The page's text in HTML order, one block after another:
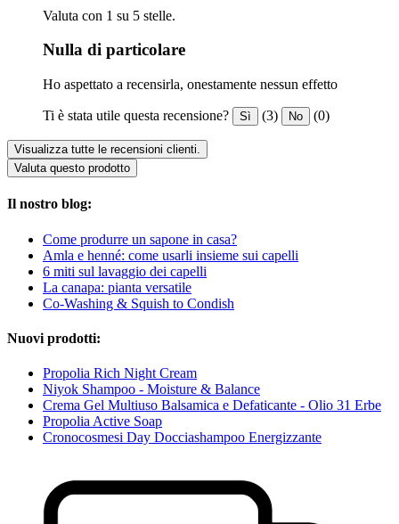
Valuta con 1 su 5 stelle.
Nulla di particolare
Ho aspettato a recensirla, onestamente nessun effetto
Ti è stata utile questa recensione? Sì (3) No (0)
Visualizza tutte le recensioni clienti.
Valuta questo prodotto
Il nostro blog:
Come produrre un sapone in casa?
Amla e henné: come usarli insieme sui capelli
6 miti sul lavaggio dei capelli
La canapa: pianta versatile
Co-Washing & Squish to Condish
Nuovi prodotti:
Propolia Rich Night Cream
Niyok Shampoo - Moisture & Balance
Crema Gel Multiuso Balsamica e Defaticante - Olio 31 Erbe
Propolia Active Soap
Cronocosmesi Day Docciashampoo Energizzante